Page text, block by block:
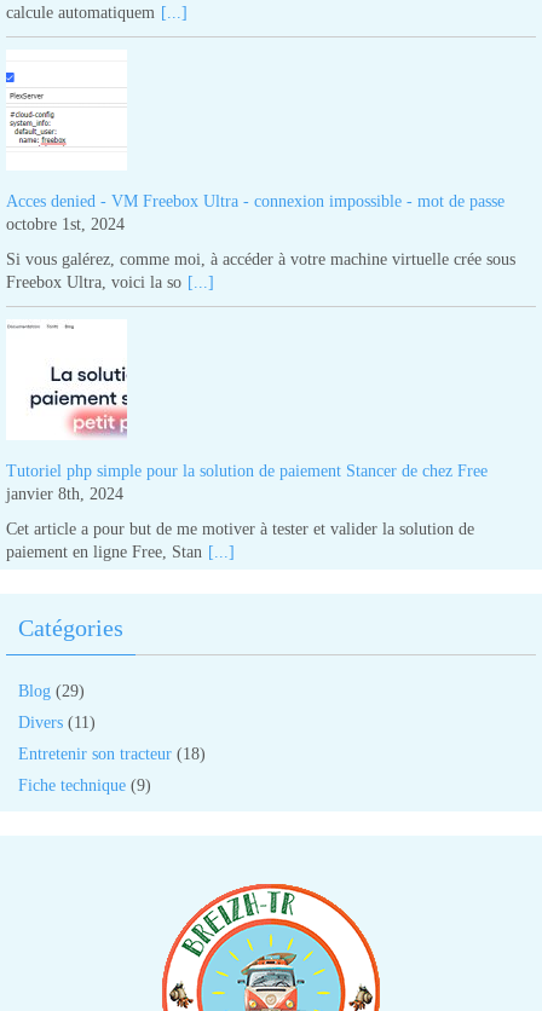
calcule automatiquem [...]
Acces denied - VM Freebox Ultra - connexion impossible - mot de passe
octobre 1st, 2024
Si vous galérez, comme moi, à accéder à votre machine virtuelle crée sous
Freebox Ultra, voici la so [...]
Tutoriel php simple pour la solution de paiement Stancer de chez Free
janvier 8th, 2024
Cet article a pour but de me motiver à tester et valider la solution de
paiement en ligne Free, Stan [...]
Catégories
Blog (29)
Divers (11)
Entretenir son tracteur (18)
Fiche technique (9)